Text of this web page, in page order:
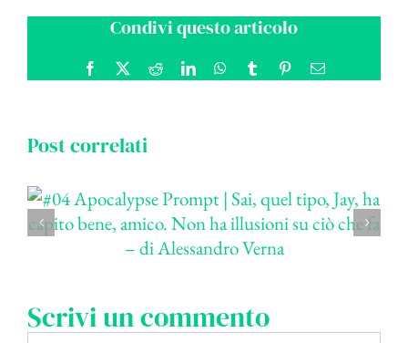
Condivi questo articolo
Facebook RedditLinkedInWhatsApp
Tumblr PinterestEmail
Post correlati
Scrivi un commento